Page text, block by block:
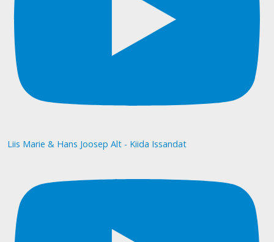
Liis Marie & Hans Joosep Alt - Kiida Issandat